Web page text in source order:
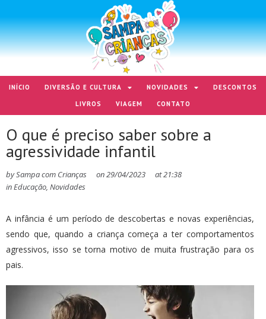
INÍCIO DIVERSÃO E CULTURA NOVIDADES
DESCONTOS
LIVROS
VIAGEM CONTATO
O que é preciso saber sobre a
agressividade infantil
bySampa com Crianças on29/04/2023 at21:38
inEducação, Novidades
A infância é um período de descobertas e novas experiências,
sendo que, quando a criança começa a ter comportamentos
agressivos, isso se torna motivo de muita frustração para os
pais.